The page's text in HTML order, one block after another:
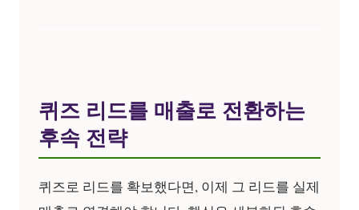
퀴즈 리드를 매출로 전환하는
후속 전략
퀴즈로 리드를 확보했다면, 이제 그 리드를 실제